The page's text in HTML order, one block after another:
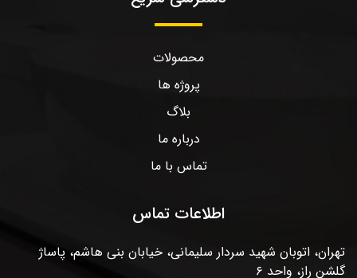
محصولات
پروژه ها
بلاگ
درباره ما
تماس با ما
اطلاعات تماس
تهران، اتوبان شهید سردار سلیمانی، خیابان بنی هاشم، پاساژ
گلشن راز، واحد ۶